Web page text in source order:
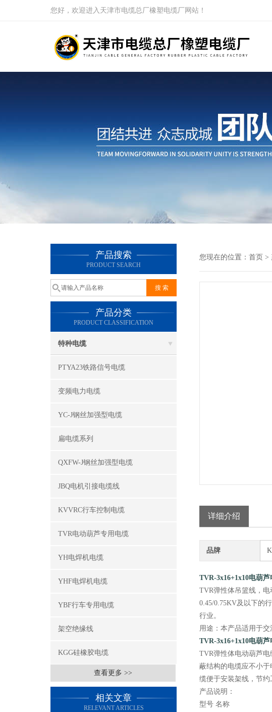
您好，欢迎进入天津市电缆总厂橡塑电缆厂网站！
产品搜索
PRODUCT SEARCH
产品分类
PRODUCT CLASSIFICATION
特种电缆
PTYA23铁路信号电缆
变频电力电缆
YC-J钢丝加强型电缆
扁电缆系列
QXFW-J钢丝加强型电缆
JBQ电机引接电缆线
KVVRC行车控制电缆
TVR电动葫芦专用电缆
YH电焊机电缆
YHF电焊机电缆
YBF行车专用电缆
架空绝缘线
KGG硅橡胶电缆
查看更多 >>
相关文章
RELEVANT ARTICLES
您现在的位置： 首页 >
详细介绍
品牌
TVR-3x16+1x10电葫
TVR弹性体吊篮线，
0.45/0.75KV及以下的
行业。
用途：本产品适用于
TVR-3x16+1x10电葫
TVR弹性体电动葫芦
蔽结构的电缆应不小
缆便于安装架线，节约
产品说明：
型号 名称